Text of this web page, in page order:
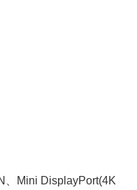
Mini DisplayPort(4K